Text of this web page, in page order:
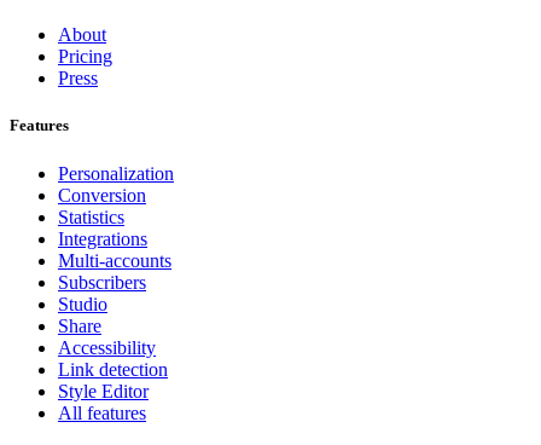
About
Pricing
Press
Features
Personalization
Conversion
Statistics
Integrations
Multi-accounts
Subscribers
Studio
Share
Accessibility
Link detection
Style Editor
All features